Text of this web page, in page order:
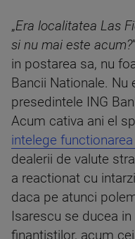
„Era localitatea Las
si nu mai este acum?
in postarea sa, nu
Bancii Nationale. Nu
presedintele ING
Acum cativa ani el
intelege
dealerii de valute
a reactionat cu
daca pe atunci
Isarescu se ducea
finantistilor, acum